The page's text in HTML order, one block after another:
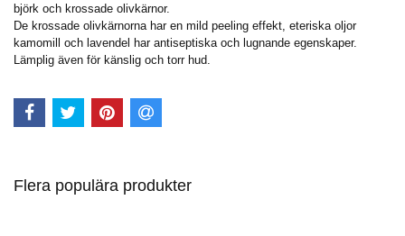
björk och krossade olivkärnor.
De krossade olivkärnorna har en mild peeling effekt, eteriska oljor
kamomill och lavendel har antiseptiska och lugnande egenskaper.
Lämplig även för känslig och torr hud.
Flera populära produkter